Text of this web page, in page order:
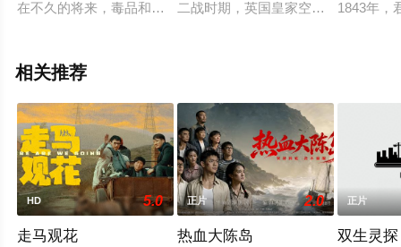
在不久的将来，毒品和犯罪率上升了 500%。 一支支离破碎的警
二战时期，英国皇家空军Peter（大
1843年，
相关推荐
HD 5.0
走马观花
正片 2.0
热血大陈岛
正片
双生灵探